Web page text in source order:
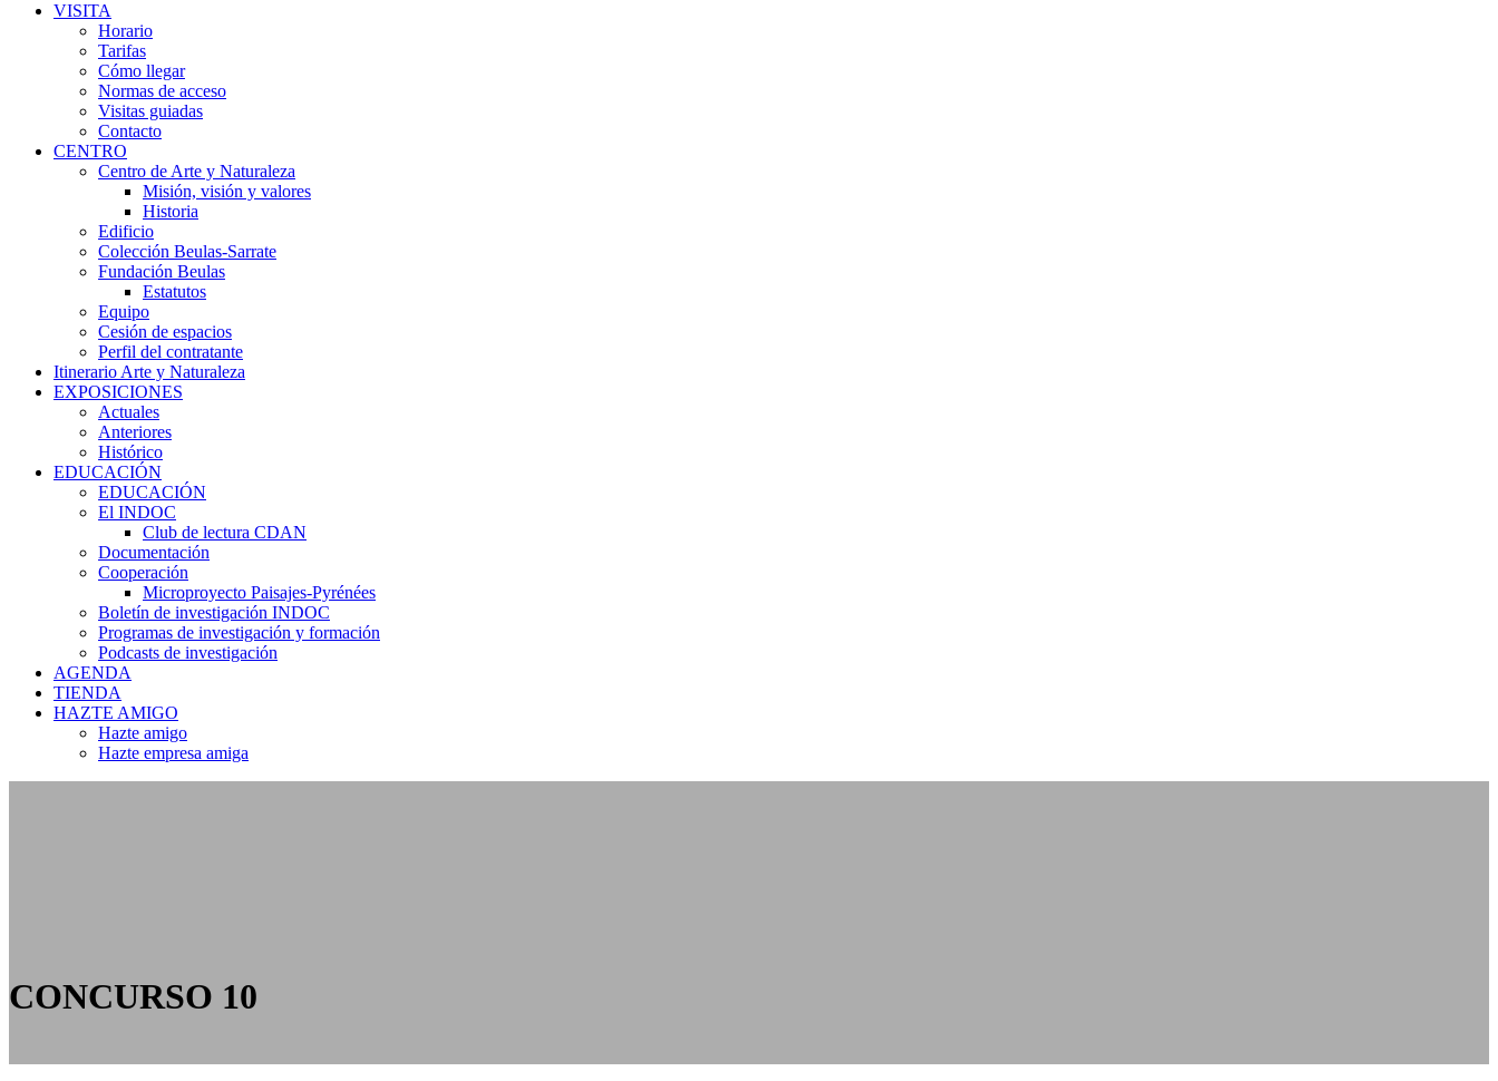
VISITA
Horario
Tarifas
Cómo llegar
Normas de acceso
Visitas guiadas
Contacto
CENTRO
Centro de Arte y Naturaleza
Misión, visión y valores
Historia
Edificio
Colección Beulas-Sarrate
Fundación Beulas
Estatutos
Equipo
Cesión de espacios
Perfil del contratante
Itinerario Arte y Naturaleza
EXPOSICIONES
Actuales
Anteriores
Histórico
EDUCACIÓN
EDUCACIÓN
El INDOC
Club de lectura CDAN
Documentación
Cooperación
Microproyecto Paisajes-Pyrénées
Boletín de investigación INDOC
Programas de investigación y formación
Podcasts de investigación
AGENDA
TIENDA
HAZTE AMIGO
Hazte amigo
Hazte empresa amiga
CONCURSO 10